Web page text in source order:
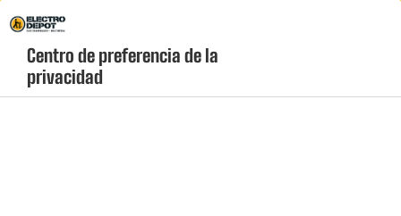
Menú
geolocation-header-icon-text
account
Centro de preferencia de la
privacidad